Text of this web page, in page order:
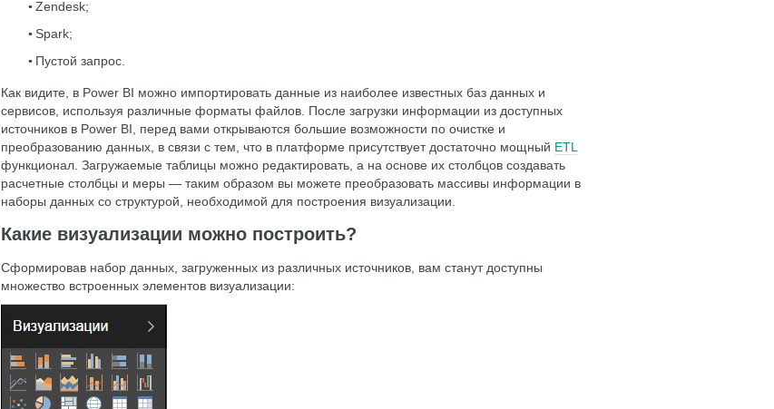
Zendesk;
Spark;
Пустой запрос.
Как видите, в Power BI можно импортировать данные из наиболее известных баз данных и
сервисов, используя различные форматы файлов. После загрузки информации из доступных
источников в Power BI, перед вами открываются большие возможности по очистке и
преобразованию данных, в связи с тем, что в платформе присутствует достаточно мощный ETL
функционал. Загружаемые таблицы можно редактировать, а на основе их столбцов создавать
расчетные столбцы и меры — таким образом вы можете преобразовать массивы информации в
наборы данных со структурой, необходимой для построения визуализации.
Какие визуализации можно построить?
Сформировав набор данных, загруженных из различных источников, вам станут доступны
множество встроенных элементов визуализации: